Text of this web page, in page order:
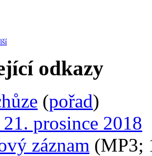
odkazy
(pořad)
21. prosince 2018
záznam (MP3;